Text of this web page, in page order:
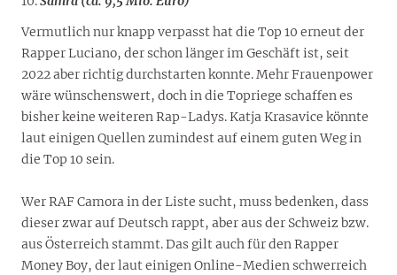
Vermutlich nur knapp verpasst hat die Top 10 erneut der
Rapper Luciano, der schon länger im Geschäft ist, seit
2022 aber richtig durchstarten konnte. Mehr Frauenpower
wäre wünschenswert, doch in die Topriege schaffen es
bisher keine weiteren Rap-Ladys. Katja Krasavice könnte
laut einigen Quellen zumindest auf einem guten Weg in
die Top 10 sein.
Wer RAF Camora in der Liste sucht, muss bedenken, dass
dieser zwar auf Deutsch rappt, aber aus der Schweiz bzw.
aus Österreich stammt. Das gilt auch für den Rapper
Money Boy, der laut einigen Online-Medien schwerreich